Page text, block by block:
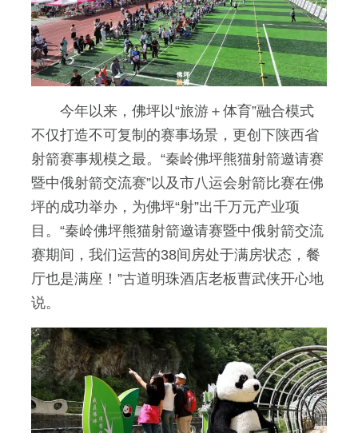
今年以来，佛坪以“旅游＋体育”融合模式
不仅打造不可复制的赛事场景，更创下陕西省
射箭赛事规模之最。“秦岭佛坪熊猫射箭邀请赛
暨中俄射箭交流赛”以及市八运会射箭比赛在佛
坪的成功举办，为佛坪“射”出千万元产业项
目。“秦岭佛坪熊猫射箭邀请赛暨中俄射箭交流
赛期间，我们运营的38间房处于满房状态，餐
厅也是满座！”古道明珠酒店老板曹武侠开心地
说。